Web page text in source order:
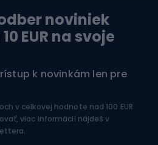
noviniek
EUR na svoje
k novinkám len pre
v celkovej hodnote nad 100 EUR
viac informácií nájdeš v
.